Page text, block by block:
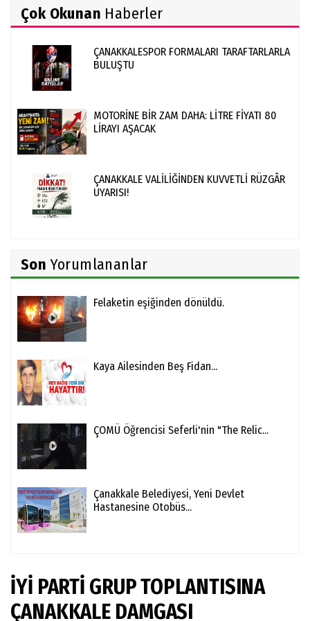
Çok Okunan Haberler
ÇANAKKALESPOR FORMALARI TARAFTARLARLA
BULUŞTU
MOTORİNE BİR ZAM DAHA: LİTRE FİYATI 80
LİRAYI AŞACAK
ÇANAKKALE VALİLİĞİNDEN KUVVETLİ RÜZGÂR
UYARISI!
Son Yorumlananlar
Felaketin eşiğinden dönüldü.
Kaya Ailesinden Beş Fidan...
ÇOMÜ Öğrencisi Seferli'nin "The Relic...
Çanakkale Belediyesi, Yeni Devlet
Hastanesine Otobüs...
İYİ PARTİ GRUP TOPLANTISINA
ÇANAKKALE DAMGASI